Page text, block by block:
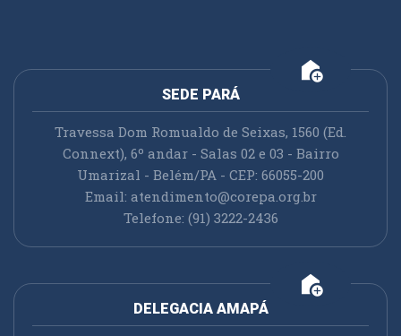
add_home
SEDE PARÁ
Travessa Dom Romualdo de Seixas, 1560 (Ed.
Connext), 6º andar - Salas 02 e 03 - Bairro
Umarizal - Belém/PA - CEP: 66055-200
Email: atendimento@corepa.org.br
Telefone: (91) 3222-2436
add_home
DELEGACIA AMAPÁ